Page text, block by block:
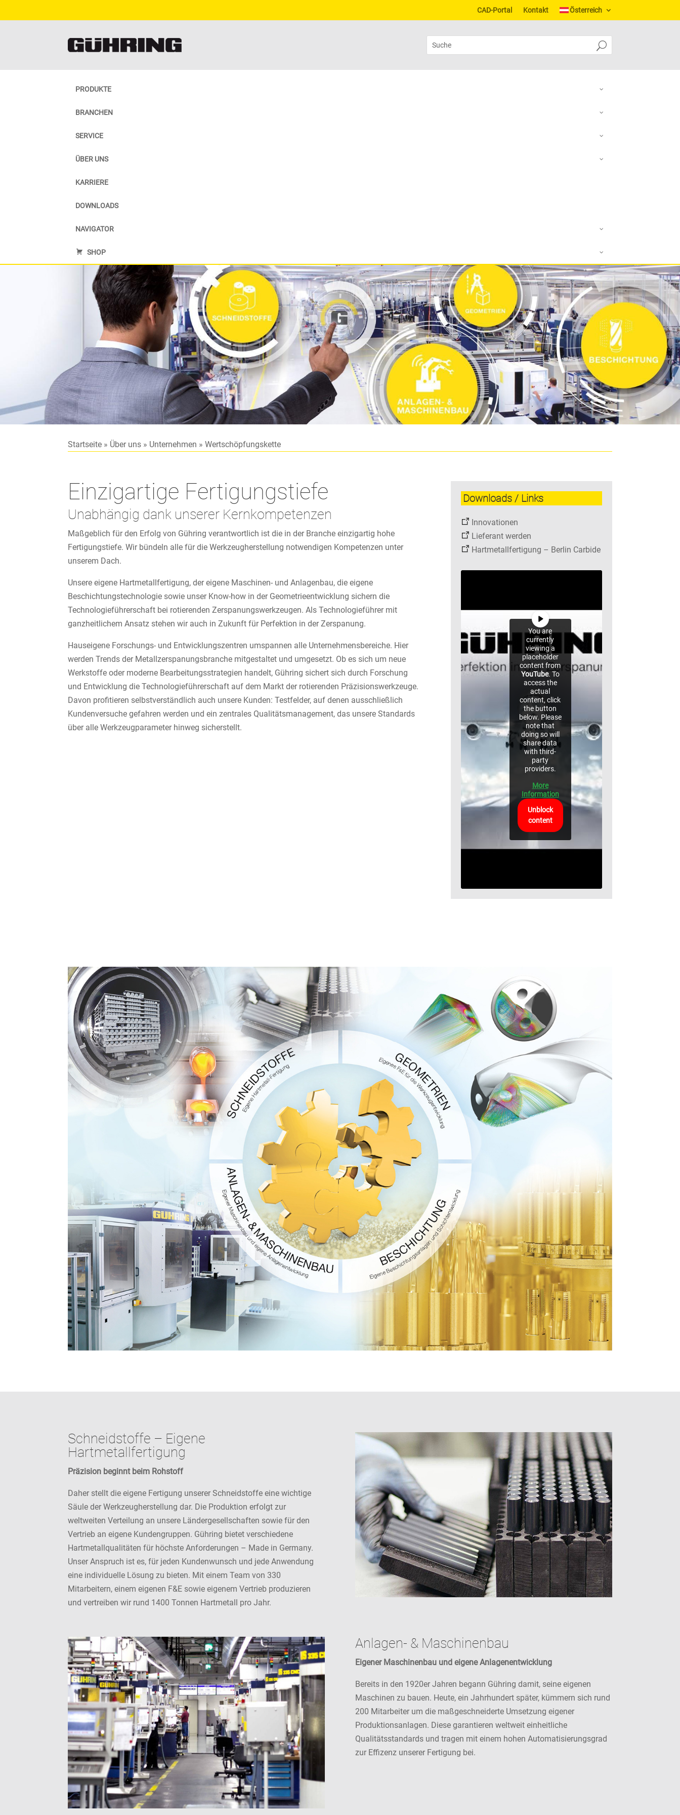
CAD-Portal Kontakt Österreich
PRODUKTE
BRANCHEN
SERVICE
ÜBER UNS
KARRIERE
DOWNLOADS
NAVIGATOR
SHOP
Startseite » Über uns » Unternehmen »Wertschöpfungskette
Einzigartige Fertigungstiefe
Unabhängig dank unserer Kernkompetenzen
Maßgeblich für den Erfolg von Gühring verantwortlich ist die in der Branche einzigartig hohe
Fertigungstiefe. Wir bündeln alle für die Werkzeugherstellung notwendigen Kompetenzen unter
unserem Dach.
Unsere eigene Hartmetallfertigung, der eigene Maschinen- und Anlagenbau, die eigene
Beschichtungstechnologie sowie unser Know-how in der Geometrieentwicklung sichern die
Technologieführerschaft bei rotierenden Zerspanungswerkzeugen. Als Technologieführer mit
ganzheitlichem Ansatz stehen wir auch in Zukunft für Perfektion in der Zerspanung.
Hauseigene Forschungs- und Entwicklungszentren umspannen alle Unternehmensbereiche. Hier
werden Trends der Metallzerspanungsbranche mitgestaltet und umgesetzt. Ob es sich um neue
Werkstoffe oder moderne Bearbeitungsstrategien handelt, Gühring sichert sich durch Forschung
und Entwicklung die Technologieführerschaft auf dem Markt der rotierenden Präzisionswerkzeuge.
Davon profitieren selbstverständlich auch unsere Kunden: Testfelder, auf denen ausschließlich
Kundenversuche gefahren werden und ein zentrales Qualitätsmanagement, das unsere Standards
über alle Werkzeugparameter hinweg sicherstellt.
Downloads / Links
Innovationen
Lieferant werden
Hartmetallfertigung – Berlin Carbide
You are
currently
viewing a
placeholder
content from
YouTube. To
access the
actual
content, click
the button
below. Please
note that
doing so will
share data
with third-
party
providers.
More
Information
Unblock
content
Schneidstoffe – Eigene
Hartmetallfertigung
Präzision beginnt beim Rohstoff
Daher stellt die eigene Fertigung unserer Schneidstoffe eine wichtige
Säule der Werkzeugherstellung dar. Die Produktion erfolgt zur
weltweiten Verteilung an unsere Ländergesellschaften sowie für den
Vertrieb an eigene Kundengruppen. Gühring bietet verschiedene
Hartmetallqualitäten für höchste Anforderungen – Made in Germany.
Unser Anspruch ist es, für jeden Kundenwunsch und jede Anwendung
eine individuelle Lösung zu bieten. Mit einem Team von 330
Mitarbeitern, einem eigenen F&E sowie eigenem Vertrieb produzieren
und vertreiben wir rund 1400 Tonnen Hartmetall pro Jahr.
Anlagen- & Maschinenbau
Eigener Maschinenbau und eigene Anlagenentwicklung
Bereits in den 1920er Jahren begann Gühring damit, seine eigenen
Maschinen zu bauen. Heute, ein Jahrhundert später, kümmern sich rund
200 Mitarbeiter um die maßgeschneiderte Umsetzung eigener
Produktionsanlagen. Diese garantieren weltweit einheitliche
Qualitätsstandards und tragen mit einem hohen Automatisierungsgrad
zur Effizenz unserer Fertigung bei.